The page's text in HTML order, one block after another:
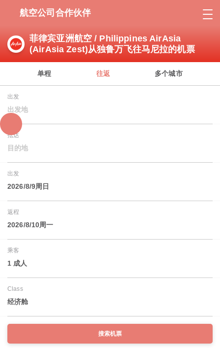
航空公司合作伙伴
菲律宾亚洲航空 / Philippines AirAsia
(AirAsia Zest)从独鲁万飞往马尼拉的机票
单程 往返 多个城市
出发
出发地
抵达
目的地
出发
2026/8/9周日
返程
2026/8/10周一
乘客
1 成人
Class
经济舱
搜索机票